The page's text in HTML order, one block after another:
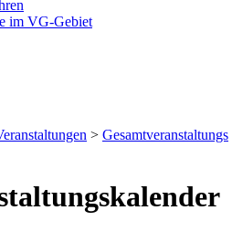
im VG-Gebiet
> Gesamtveranstaltungs